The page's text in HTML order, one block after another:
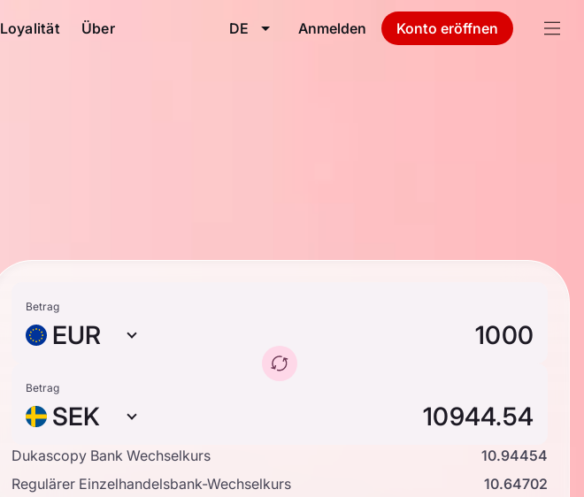
Loyalität Über DE Anmelden Konto eröffnen
Betrag
EUR
Betrag
SEK
Dukascopy Bank Wechselkurs
10.94454
Regulärer Einzelhandelsbank-Wechselkurs
10.64702